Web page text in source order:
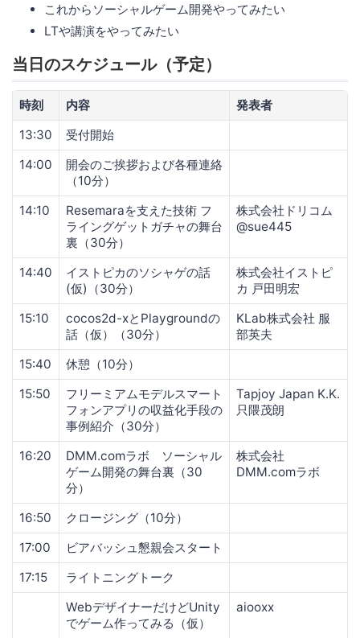
これからソーシャルゲーム開発やってみたい
LTや講演をやってみたい
当日のスケジュール（予定）
時刻 内容
発表者
13:30
受付開始
14:00
開会のご挨拶および各種連絡
（10分）
14:10
Resemaraを支えた技術 フ
ライングゲットガチャの舞台
裏（30分）
株式会社ドリコム
@sue445
14:40
イストピカのソシャゲの話
(仮)（30分）
株式会社イストピ
カ 戸田明宏
15:10
cocos2d-xとPlaygroundの
話（仮）（30分）
KLab株式会社 服
部英夫
15:40
休憩（10分）
15:50
フリーミアムモデルスマート
フォンアプリの収益化手段の
事例紹介（30分）
Tapjoy Japan K.K.
只隈茂朗
16:20
DMM.comラボ ソーシャル
ゲーム開発の舞台裏（30
分）
株式会社
DMM.comラボ
16:50
クロージング（10分）
17:00
ビアバッシュ懇親会スタート
17:15
ライトニングトーク
WebデザイナーだけどUnity
でゲーム作ってみる（仮）
aiooxx